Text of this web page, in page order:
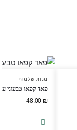
מנות שלמות
פאד קפאו טבעוני
48.00 ₪